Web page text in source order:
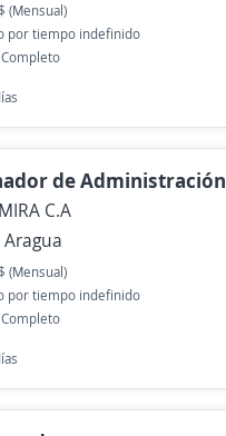
(Mensual)
por tiempo indefinido
de Administración
C.A
(Mensual)
por tiempo indefinido